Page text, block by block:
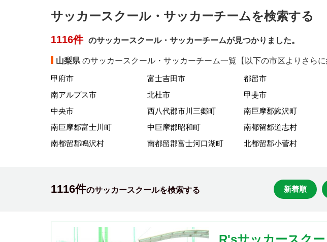
サッカースクール・サッカーチームを検索する
1116件 のサッカースクール・サッカーチームが見つかりました。
山梨県 のサッカースクール・サッカーチーム一覧【以下の市区よりさらに
甲府市 富士吉田市 都留市
南アルプス市
北杜市 甲斐市
中央市
西八代郡市川三郷町 南巨摩郡鰍沢町
南巨摩郡富士川町
中巨摩郡昭和町 南都留郡道志村
南都留郡鳴沢村
南都留郡富士河口湖町 北都留郡小菅村
1116件のサッカースクールを検索する 新着順
R'sサッカースク